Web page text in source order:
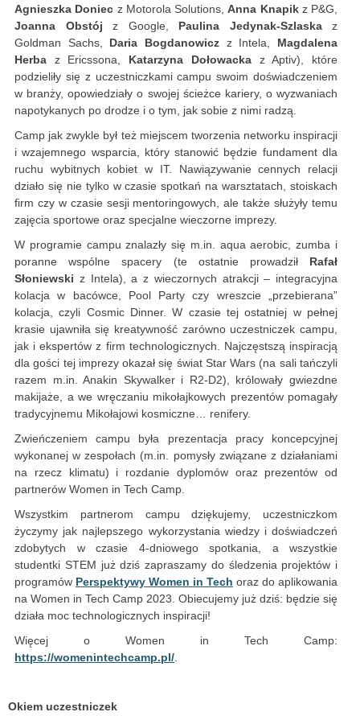
Agnieszka Doniec z Motorola Solutions,Anna Knapikz P&G,
Joanna Obstój z Google, Paulina Jedynak-Szlaskaz
Goldman Sachs, Daria Bogdanowicz z Intela, Magdalena
Herba z Ericssona, Katarzyna Dołowackaz Aptiv), które
podzieliły się z uczestniczkami campu swoim doświadczeniem
w branży, opowiedziały o swojej ścieżce kariery, o wyzwaniach
napotykanych po drodze i o tym, jak sobie z nimi radzą.
Camp jak zwykle był też miejscem tworzenia networku inspiracji
i wzajemnego wsparcia, który stanowić będzie fundament dla
ruchu wybitnych kobiet w IT. Nawiązywanie cennych relacji
działo się nie tylko w czasie spotkań na warsztatach, stoiskach
firm czy w czasie sesji mentoringowych, ale także służyły temu
zajęcia sportowe oraz specjalne wieczorne imprezy.
W programie campu znalazły się m.in. aqua aerobic, zumba i
poranne wspólne spacery (te ostatnie prowadził Rafał
Słoniewski z Intela), a z wieczornych atrakcji – integracyjna
kolacja w bacówce, Pool Party czy wreszcie „przebierana”
kolacja, czyli Cosmic Dinner. W czasie tej ostatniej w pełnej
krasie ujawniła się kreatywność zarówno uczestniczek campu,
jak i ekspertów z firm technologicznych. Najczęstszą inspiracją
dla gości tej imprezy okazał się świat Star Wars (na sali tańczyli
razem m.in. Anakin Skywalker i R2-D2), królowały gwiezdne
makijaże, a we wręczaniu mikołajkowych prezentów pomagały
tradycyjnemu Mikołajowi kosmiczne… renifery.
Zwieńczeniem campu była prezentacja pracy koncepcyjnej
wykonanej w zespołach (m.in. pomysły związane z działaniami
na rzecz klimatu) i rozdanie dyplomów oraz prezentów od
partnerów Women in Tech Camp.
Wszystkim partnerom campu dziękujemy, uczestniczkom
życzymy jak najlepszego wykorzystania wiedzy i doświadczeń
zdobytych w czasie 4-dniowego spotkania, a wszystkie
studentki STEM już dziś zapraszamy do śledzenia projektów i
programów Perspektywy Women in Tech oraz do aplikowania
na Women in Tech Camp 2023. Obiecujemy już dziś: będzie się
działa moc technologicznych inspiracji!
Więcej o Women in Tech Camp:
https://womenintechcamp.pl/.
Okiem uczestniczek